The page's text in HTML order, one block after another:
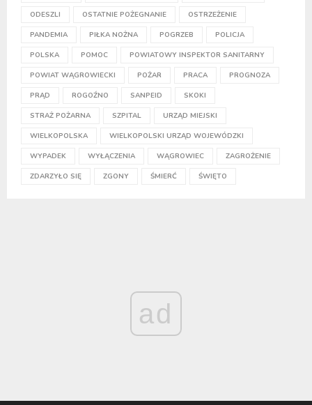
ODESZLI OSTATNIE POŻEGNANIE OSTRZEŻENIE
PANDEMIA PIŁKA NOŻNA POGRZEB POLICJA
POLSKA POMOC POWIATOWY INSPEKTOR SANITARNY
POWIAT WĄGROWIECKI POŻAR PRACA PROGNOZA
PRĄD ROGOŹNO SANPEID SKOKI
STRAŻ POŻARNA SZPITAL URZĄD MIEJSKI
WIELKOPOLSKA WIELKOPOLSKI URZĄD WOJEWÓDZKI
WYPADEK WYŁĄCZENIA WĄGROWIEC ZAGROŻENIE
ZDARZYŁO SIĘ ZGONY ŚMIERĆ ŚWIĘTO
ad